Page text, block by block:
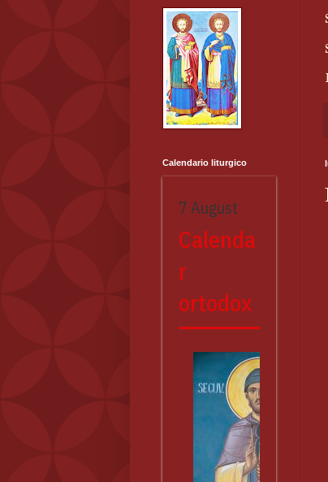
Calendario liturgico
7 August
Calenda
r
ortodox